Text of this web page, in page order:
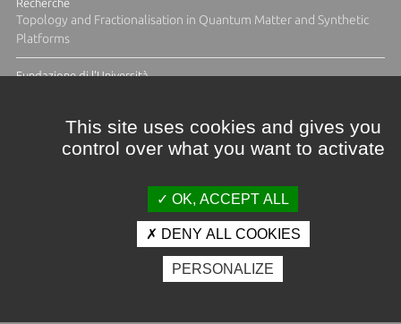
Topology and Fractionalisation in Quantum Matter and Synthetic
Platforms
Fundazione di l'Università
Crédits et mentions légales
Espace presse
Photothèque
This site uses cookies and gives you
control over what you want to activate
OK, ACCEPT ALL
DENY ALL COOKIES
PERSONALIZE